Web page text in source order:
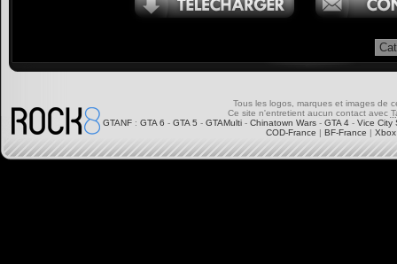
Tous les logos, marques et images de
Ce site n'entretient aucun contact avec
GTANF : GTA 6 - GTA 5 - GTAMulti - Chinatown Wars - GTA 4 - Vice City
COD-France | BF-France |